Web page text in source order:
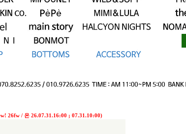
26fw / 온 26.07.31.16:00 ; 07.31.10:00)